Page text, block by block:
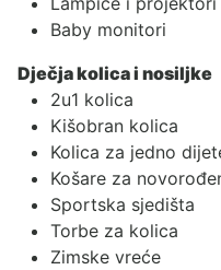
Baby monitori
Dječja kolica i nosiljke
2u1 kolica
Kišobran kolica
Kolica za jedno
Košare za
Sportska sjedišta
Torbe za kolica
Zimske vreće